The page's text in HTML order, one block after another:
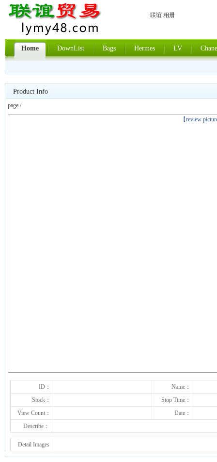
联谊 相册
Home DownList Bags Hermes LV
Product Info
page /
【review
上一张
ID：
Name：
Stock：
Stop Time：
View Count：
Date：
Describe：
Detail Images